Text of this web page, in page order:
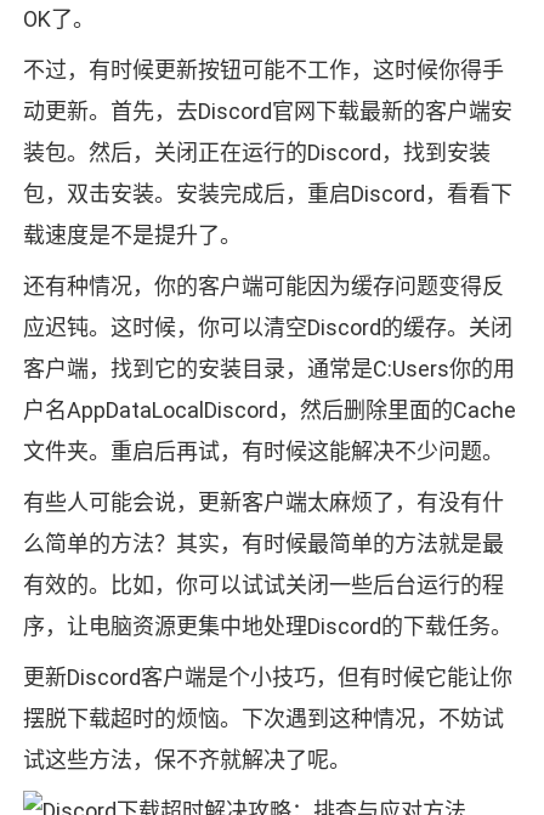
OK了。
不过，有时候更新按钮可能不工作，这时候你得手
动更新。首先，去Discord官网下载最新的客户端安
装包。然后，关闭正在运行的Discord，找到安装
包，双击安装。安装完成后，重启Discord，看看下
载速度是不是提升了。
还有种情况，你的客户端可能因为缓存问题变得反
应迟钝。这时候，你可以清空Discord的缓存。关闭
客户端，找到它的安装目录，通常是C:Users你的用
户名AppDataLocalDiscord，然后删除里面的Cache
文件夹。重启后再试，有时候这能解决不少问题。
有些人可能会说，更新客户端太麻烦了，有没有什
么简单的方法？其实，有时候最简单的方法就是最
有效的。比如，你可以试试关闭一些后台运行的程
序，让电脑资源更集中地处理Discord的下载任务。
更新Discord客户端是个小技巧，但有时候它能让你
摆脱下载超时的烦恼。下次遇到这种情况，不妨试
试这些方法，保不齐就解决了呢。